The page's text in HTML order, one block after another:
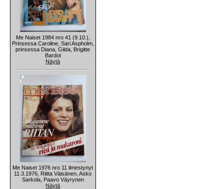
Me Naiset 1984 nro 41 (9.10.),
Prinsessa Caroline, Sari Aspholm,
prinsessa Diana, Gilda, Brigitte
Bardot
Näytä
Me Naiset 1976 nro 11 ilmestynyt
11.3.1976, Riitta Väisänen, Asko
Sarkola, Paavo Väyrynen
Näytä